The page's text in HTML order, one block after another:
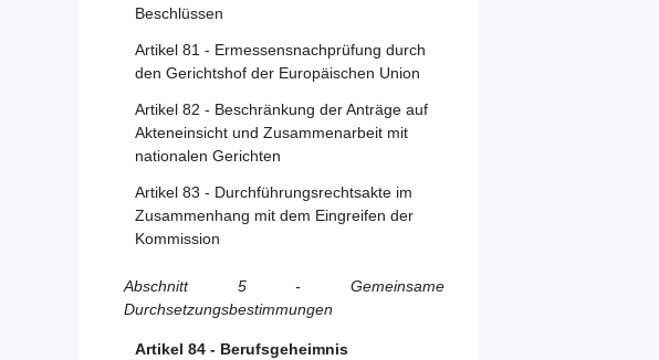
Artikel 41 - Compliance-Abteilung
Artikel 42 - Transparenzberichtspflichten
Artikel 44 - Normen
Artikel 45 - Verhaltenskodizes
Artikel 46 - Verhaltenskodizes für Online-
Werbung
Artikel 47 - Verhaltenskodizes in Bezug auf
Beschlüssen
Artikel 81 - Ermessensnachprüfung durch
den Gerichtshof der Europäischen Union
Artikel 82 - Beschränkung der Anträge auf
Akteneinsicht und Zusammenarbeit mit
nationalen Gerichten
Artikel 83 - Durchführungsrechtsakte im
Zusammenhang mit dem Eingreifen der
Kommission
Abschnitt 5 - Gemeinsame
Durchsetzungsbestimmungen
Artikel 84 - Berufsgeheimnis